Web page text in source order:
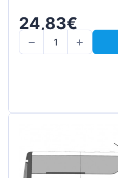
24,83€